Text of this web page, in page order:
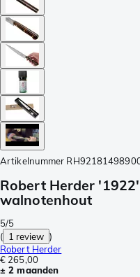
Artikelnummer
Robert Herder
walnotenhout
5/5
( 1 review )
Robert Herder
€ 265,00
± 2 maanden